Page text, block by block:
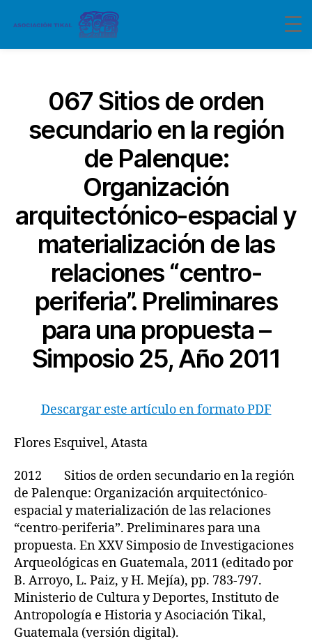
067 Sitios de orden
secundario en la región
de Palenque:
Organización
arquitectónico-espacial y
materialización de las
relaciones “centro-
periferia”. Preliminares
para una propuesta –
Simposio 25, Año 2011
Descargar este artículo en formato PDF
Flores Esquivel, Atasta
2012 Sitios de orden secundario en la región
de Palenque: Organización arquitectónico-
espacial y materialización de las relaciones
“centro-periferia”. Preliminares para una
propuesta. En XXV Simposio de Investigaciones
Arqueológicas en Guatemala, 2011 (editado por
B. Arroyo, L. Paiz, y H. Mejía), pp. 783-797.
Ministerio de Cultura y Deportes, Instituto de
Antropología e Historia y Asociación Tikal,
Guatemala (versión digital).